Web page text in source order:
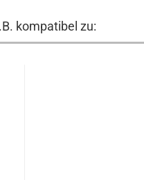
kompatibel zu: